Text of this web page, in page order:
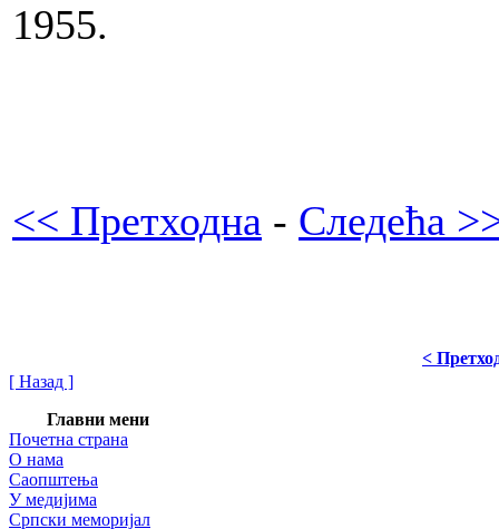
1955.
<< Претходна - Следећа
<
[ Назад ]
Главни мени
Почетна страна
О нама
Саопштења
У медијима
Српски меморијал